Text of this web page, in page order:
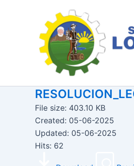
File size: 403.10 KB
Created: 05-06-2025
Updated: 05-06-2025
Hits: 62